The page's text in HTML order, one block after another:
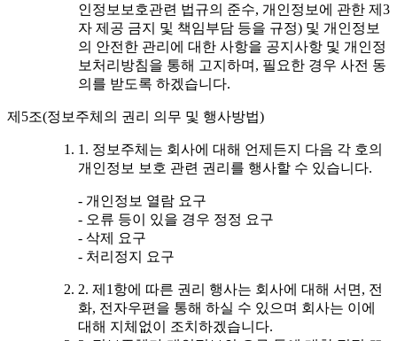
인정보보호관련 법규의 준수, 개인정보에 관한 제3
자 제공 금지 및 책임부담 등을 규정) 및 개인정보
의 안전한 관리에 대한 사항을 공지사항 및 개인정
보처리방침을 통해 고지하며, 필요한 경우 사전 동
의를 받도록 하겠습니다.
제5조(정보주체의 권리 의무 및 행사방법)
1. 정보주체는 회사에 대해 언제든지 다음 각 호의
개인정보 보호 관련 권리를 행사할 수 있습니다.
- 개인정보 열람 요구
- 오류 등이 있을 경우 정정 요구
- 삭제 요구
- 처리정지 요구
2. 제1항에 따른 권리 행사는 회사에 대해 서면, 전
화, 전자우편을 통해 하실 수 있으며 회사는 이에
대해 지체없이 조치하겠습니다.